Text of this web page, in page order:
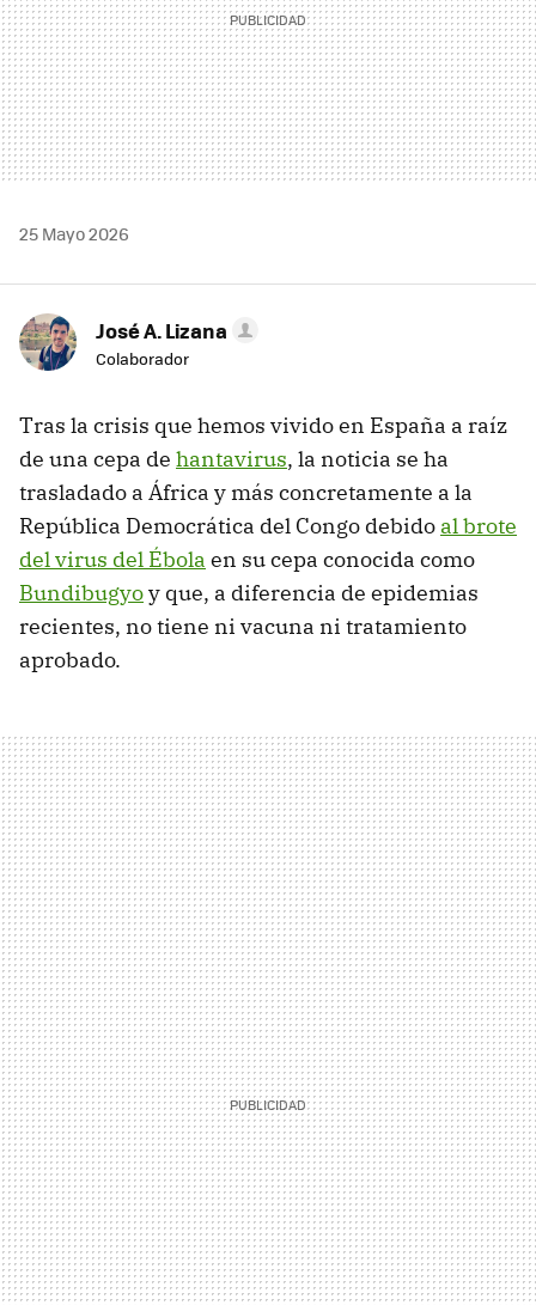
25 Mayo 2026
José A. Lizana
Colaborador
Tras la crisis que hemos vivido en España a raíz
de una cepa de hantavirus, la noticia se ha
trasladado a África y más concretamente a la
República Democrática del Congo debido al brote
del virus del Ébola en su cepa conocida como
Bundibugyoy que, a diferencia de epidemias
recientes, no tiene ni vacuna ni tratamiento
aprobado.